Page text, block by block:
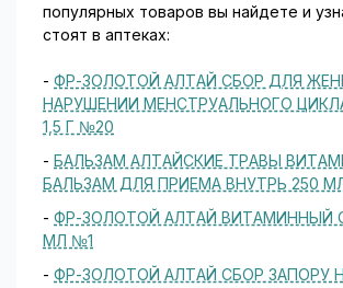
популярных товаров вы найдете и
стоят в аптеках:
- ФР-ЗОЛОТОЙ АЛТАЙ СБОР ДЛЯ
НАРУШЕНИИ МЕНСТРУАЛЬНОГО
1,5 Г №20
- БАЛЬЗАМ АЛТАЙСКИЕ ТРАВЫ
БАЛЬЗАМ ДЛЯ ПРИЕМА ВНУТРЬ 250
- ФР-ЗОЛОТОЙ АЛТАЙ ВИТАМИННЫЙ
МЛ №1
- ФР-ЗОЛОТОЙ АЛТАЙ СБОР ЗАПОРУ